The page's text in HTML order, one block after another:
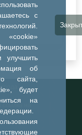
с
улучшить
об
сайта,
будет
на
на